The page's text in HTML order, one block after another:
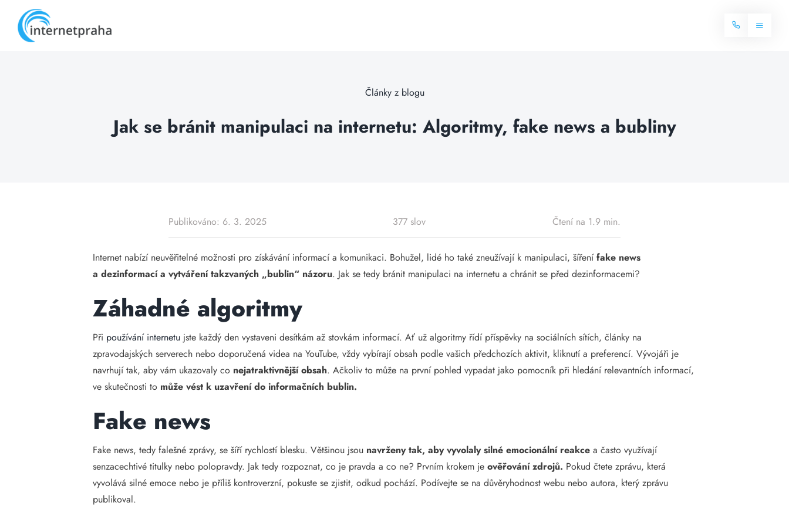
content
Toggle
Balíčky internetu
Články z blogu
Jak se bránit manipulaci na internetu: Algoritmy, fake news a bubliny
Publikováno: 6. 3. 2025 377 slov Čtení na 1.9 min.
Internet nabízí neuvěřitelné možnosti pro získávání informací a komunikaci. Bohužel, lidé ho také zneužívají k manipulaci, šířenífake news
a dezinformací a vytváření takzvaných „bublin“ názoru. Jak se tedy bránit manipulaci na internetu a chránit se před dezinformacemi?
Záhadné algoritmy
Při používání internetu jste každý den vystaveni desítkám až stovkám informací. Ať už algoritmy řídí příspěvky na sociálních sítích, články na
zpravodajských serverech nebo doporučená videa na YouTube, vždy vybírají obsah podle vašich předchozích aktivit, kliknutí a preferencí. Vývojáři je
navrhují tak, aby vám ukazovaly co nejatraktivnější obsah. Ačkoliv to může na první pohled vypadat jako pomocník při hledání relevantních informací,
ve skutečnosti to může vést k uzavření do informačních bublin.
Fake news
Fake news, tedy falešné zprávy, se šíří rychlostí blesku. Většinou jsou navrženy tak, aby vyvolaly silné emocionální reakce a často využívají
senzacechtivé titulky nebo polopravdy. Jak tedy rozpoznat, co je pravda a co ne? Prvním krokem jeověřování zdrojů. Pokud čtete zprávu, která
vyvolává silné emoce nebo je příliš kontroverzní, pokuste se zjistit, odkud pochází. Podívejte se na důvěryhodnost webu nebo autora, který zprávu
publikoval.